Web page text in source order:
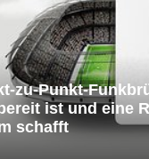
zu-Punkt-
ist und eine
schafft